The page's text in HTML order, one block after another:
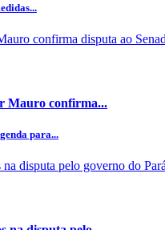
Mauro confirma...
para...